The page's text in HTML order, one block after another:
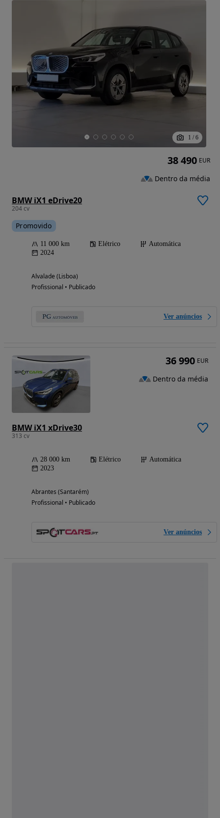
1 / 6
BMW iX1 eDrive20
204 cv
Promovido
11 000 km Elétrico
Automática
2024
Alvalade (Lisboa)
Profissional • Publicado
Ver anúncios
38 490 EUR
Dentro da média
BMW iX1 xDrive30
313 cv
28 000 km Elétrico
Automática
2023
Abrantes (Santarém)
Profissional • Publicado
Ver anúncios
36 990 EUR
Dentro da média